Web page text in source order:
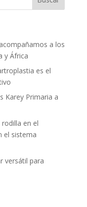
a los
y África
es el
Karey Primaria a
en el
el sistema
versátil para